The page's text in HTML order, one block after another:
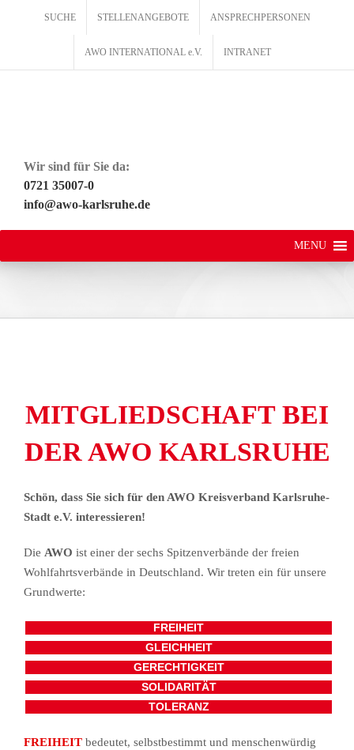
SUCHE STELLENANGEBOTE ANSPRECHPERSONEN
AWO INTERNATIONAL e.V. INTRANET
Wir sind für Sie da:
0721 35007-0
info@awo-karlsruhe.de
MENU
MITGLIEDSCHAFT BEI
DER AWO KARLSRUHE
Schön, dass Sie sich für den AWO Kreisverband Karlsruhe-
Stadt e.V. interessieren!
Die AWO ist einer der sechs Spitzenverbände der freien
Wohlfahrtsverbände in Deutschland. Wir treten ein für unsere
Grundwerte:
FREIHEIT
GLEICHHEIT
GERECHTIGKEIT
SOLIDARITÄT
TOLERANZ
FREIHEIT bedeutet, selbstbestimmt und menschenwürdig